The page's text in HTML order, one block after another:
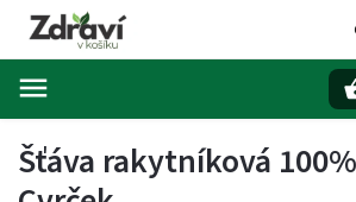
Šťáva rakytníková